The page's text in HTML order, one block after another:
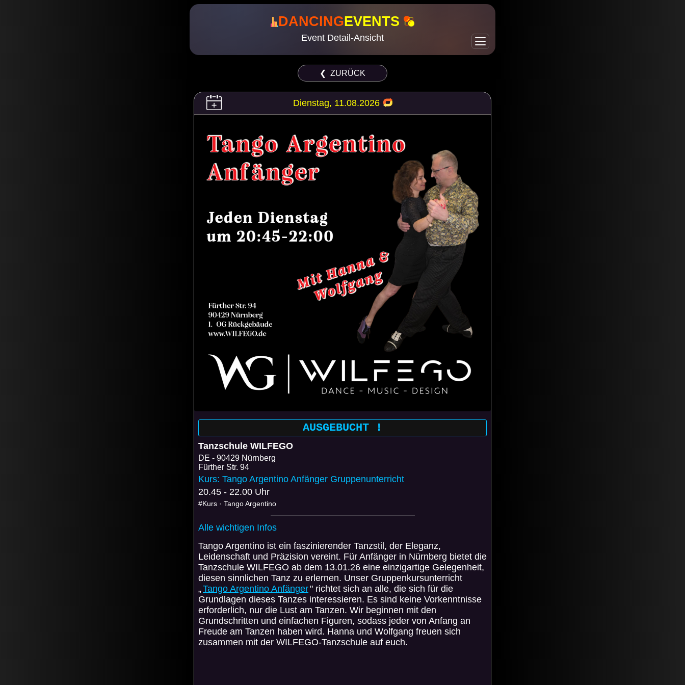
DANCINGEVENTS
Event Detail-Ansicht
❮ ZURÜCK
Dienstag, 11.08.2026
AUSGEBUCHT !
Tanzschule WILFEGO
DE
90429 Nürnberg
Fürther Str. 94
Kurs: Tango Argentino Anfänger Gruppenunterricht
20.45 - 22.00 Uhr
#Kurs · Tango Argentino
Alle wichtigen Infos
Tango Argentino ist ein faszinierender Tanzstil, der Eleganz,
Leidenschaft und Präzision vereint. Für Anfänger in Nürnberg bietet die
Tanzschule WILFEGO ab dem 13.01.26 eine einzigartige Gelegenheit,
diesen sinnlichen Tanz zu erlernen. Unser Gruppenkursunterricht
„Tango Argentino Anfänger" richtet sich an alle, die sich für die
Grundlagen dieses Tanzes interessieren. Es sind keine Vorkenntnisse
erforderlich, nur die Lust am Tanzen. Wir beginnen mit den
Grundschritten und einfachen Figuren, sodass jeder von Anfang an
Freude am Tanzen haben wird. Hanna und Wolfgang freuen sich
zusammen mit der WILFEGO-Tanzschule auf euch.